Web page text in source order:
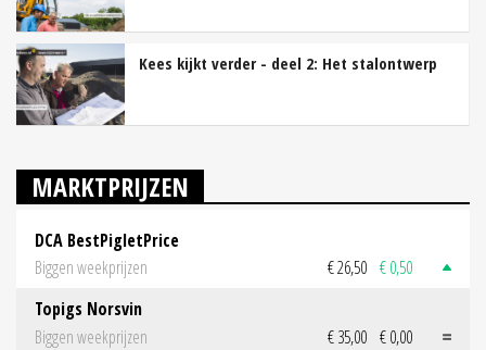
Kees kijkt verder - deel 2: Het stalontwerp
MARKTPRIJZEN
DCA BestPigletPrice
Biggen weekprijzen
€ 26,50 € 0,50
Topigs Norsvin
Biggen weekprijzen
€ 35,00 € 0,00